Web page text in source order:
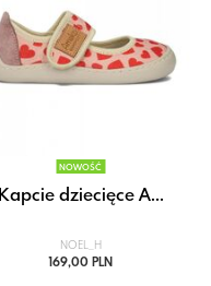
NOWOŚĆ
Kapcie dziecięce A...
NOEL_H
169,00 PLN